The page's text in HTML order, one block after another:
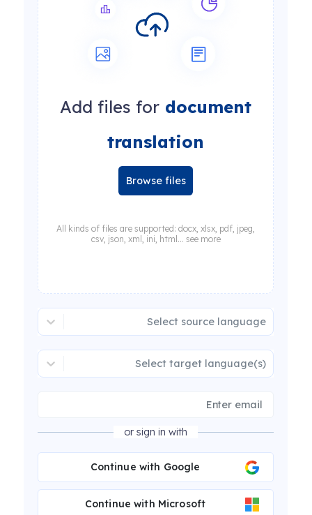
Add files for document
translation
Browse files
All kinds of files are supported: docx, xlsx, pdf, jpeg,
csv, json, xml, ini, html... see more
Select source language
Select target language(s)
or sign in with
Continue with Google
Continue with Microsoft